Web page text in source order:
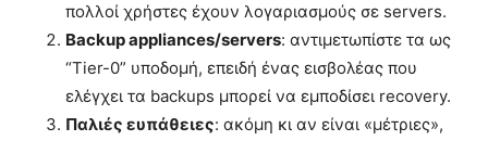
πολλοί χρήστες έχουν λογαριασμούς σε servers.
Backup appliances/servers: αντιμετωπίστε τα ως
“Tier-0” υποδομή, επειδή ένας εισβολέας που
ελέγχει τα backups μπορεί να εμποδίσει recovery.
Παλιές ευπάθειες: ακόμη κι αν είναι «μέτριες»,